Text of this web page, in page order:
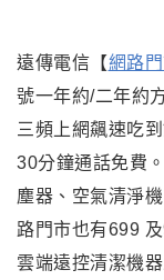
遠傳電信【網路
號一年約/二年約
三頻上網飆速吃
30分鐘通話免費
塵器、空氣清淨
路門市也有699
雲端遠控清潔機